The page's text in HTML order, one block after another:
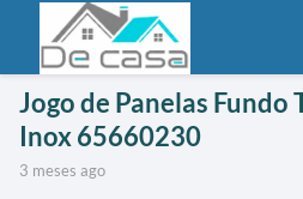
Jogo de Panelas Fundo
Inox 65660230
3 meses ago